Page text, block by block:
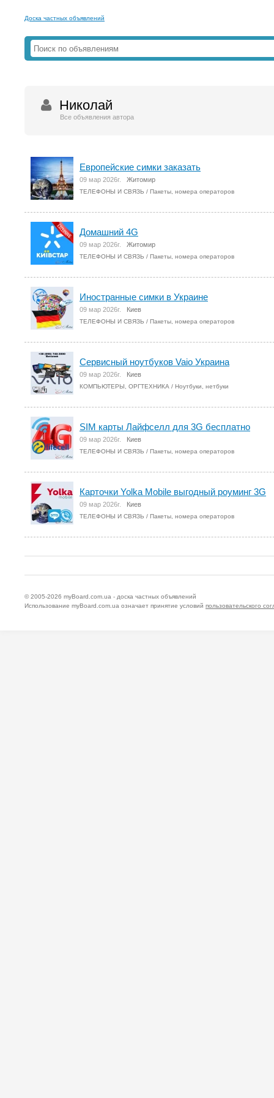
Доска частных объявлений
Николай
Все объявления автора
Европейские симки заказать
09 мар 2026г. Житомир
ТЕЛЕФОНЫ И СВЯЗЬ / Пакеты, номера операторов
Домашний 4G
09 мар 2026г. Житомир
ТЕЛЕФОНЫ И СВЯЗЬ / Пакеты, номера операторов
Иностранные симки в Украине
09 мар 2026г. Киев
ТЕЛЕФОНЫ И СВЯЗЬ / Пакеты, номера операторов
Сервисный ноутбуков Vaio Украина
09 мар 2026г. Киев
КОМПЬЮТЕРЫ, ОРГТЕХНИКА / Ноутбуки, нетбуки
SIM карты Лайфселл для 3G бесплатно
09 мар 2026г. Киев
ТЕЛЕФОНЫ И СВЯЗЬ / Пакеты, номера операторов
Карточки Yolka Mobile выгодный роуминг 3G
09 мар 2026г. Киев
ТЕЛЕФОНЫ И СВЯЗЬ / Пакеты, номера операторов
© 2005-2026 myBoard.com.ua - доска частных объявлений
Использование myBoard.com.ua означает принятие условий пользовательского